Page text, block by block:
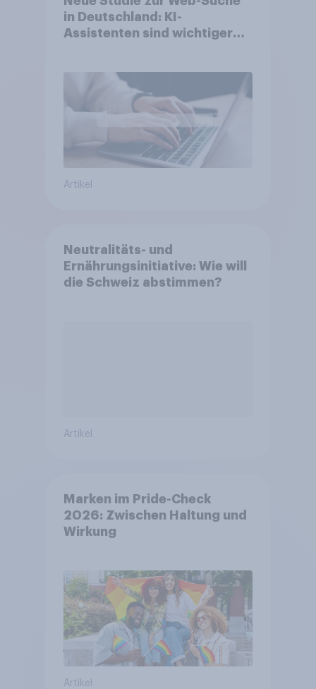
in Deutschland: KI-
Assistenten sind wichtiger
Artikel
Neutralitäts- und
Ernährungsinitiative: Wie will
die Schweiz abstimmen?
Artikel
Marken im Pride-Check
2026: Zwischen Haltung und
Wirkung
Artikel